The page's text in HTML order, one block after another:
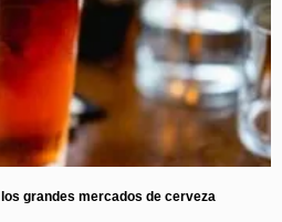
grandes mercados de cerveza